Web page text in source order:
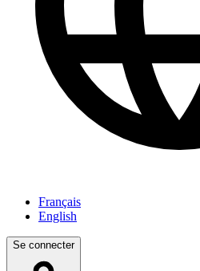
Français
English
Se connecter